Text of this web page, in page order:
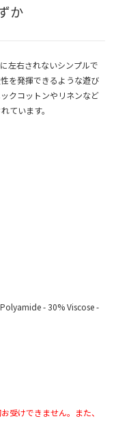
か
左右されないシンプルで
を発揮できるような遊び
クコットンやリネンなど
ています。
- 30% Viscose -
受けできません。また、